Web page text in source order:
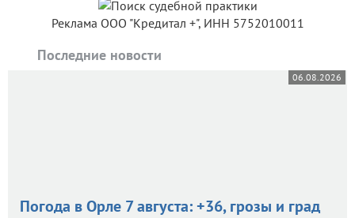
Реклама ООО "Кредитал +", ИНН 5752010011
Последние новости
06.08.2026
Погода в Орле 7 августа: +36, грозы и град